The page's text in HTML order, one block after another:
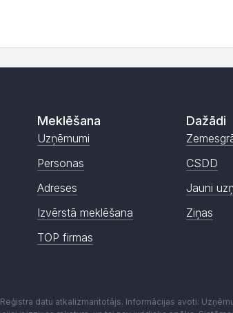
Meklēšana
Uzņēmumi
Personas
Adreses
Izvērstā meklēšana
TOP firmas
Dažādi
CSDD
Jauni
Ziņas
datu atkalizmantotājs. Informācijas avoti: